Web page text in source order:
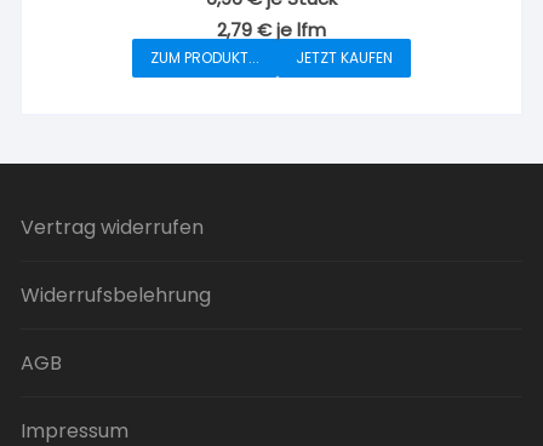
2,79€jelfm
ZUM PRODUKT... JETZT KAUFEN
Vertrag widerrufen
Widerrufsbelehrung
AGB
Impressum